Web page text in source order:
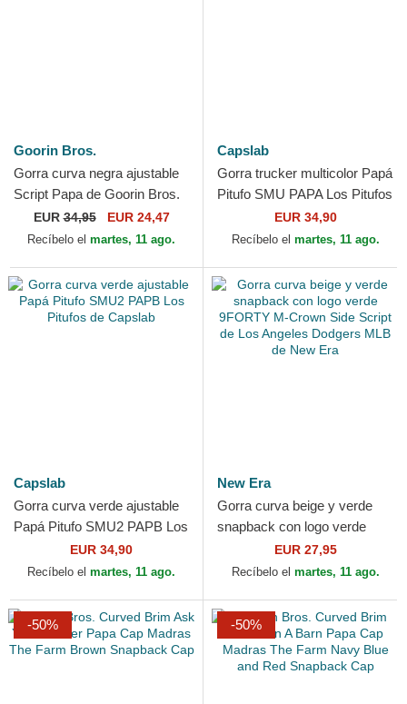
Goorin Bros.
Gorra curva negra ajustable
Script Papa de Goorin Bros.
EUR34,95 EUR 24,47
Recíbelo el martes, 11 ago.
Capslab
Gorra trucker multicolor Papá
Pitufo SMU PAPA Los Pitufos
de CapslabEUR 34,90
Recíbelo el martes, 11 ago.
Capslab
Gorra curva verde ajustable
Papá Pitufo SMU2 PAPB Los
Pitufos de Capslab
EUR 34,90
Recíbelo el martes, 11 ago.
New Era
Gorra curva beige y verde
snapback con logo verde
9FORTY M-Crown Side
Script de Los Angeles...
EUR 27,95
Recíbelo el martes, 11 ago.
-50% -50%